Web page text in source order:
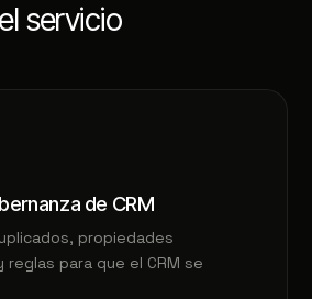
servicio
de CRM
propiedades
reglas para que el CRM se